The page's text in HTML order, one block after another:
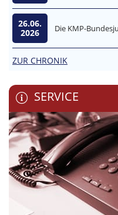
26.06.
2026
Die KMP-
ZUR CHRONIK
SERVICE